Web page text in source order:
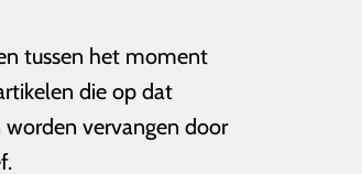
tussen het moment
die op dat
vervangen door